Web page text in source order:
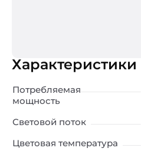
Характеристики
Потребляемая
мощность
Световой поток
Цветовая температура